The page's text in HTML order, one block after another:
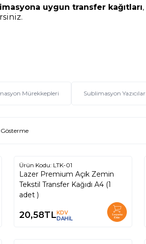
uygun transfer kağıtları,
Mürekkepleri Sublimasyon Yazıcılar
Ürün Kodu: LTK-01
Lazer Premium Açık Zemin
Tekstil Transfer Kağıdı A4 (1
adet )
20,58TLKDV
DAHİL
Sepete
Ekle